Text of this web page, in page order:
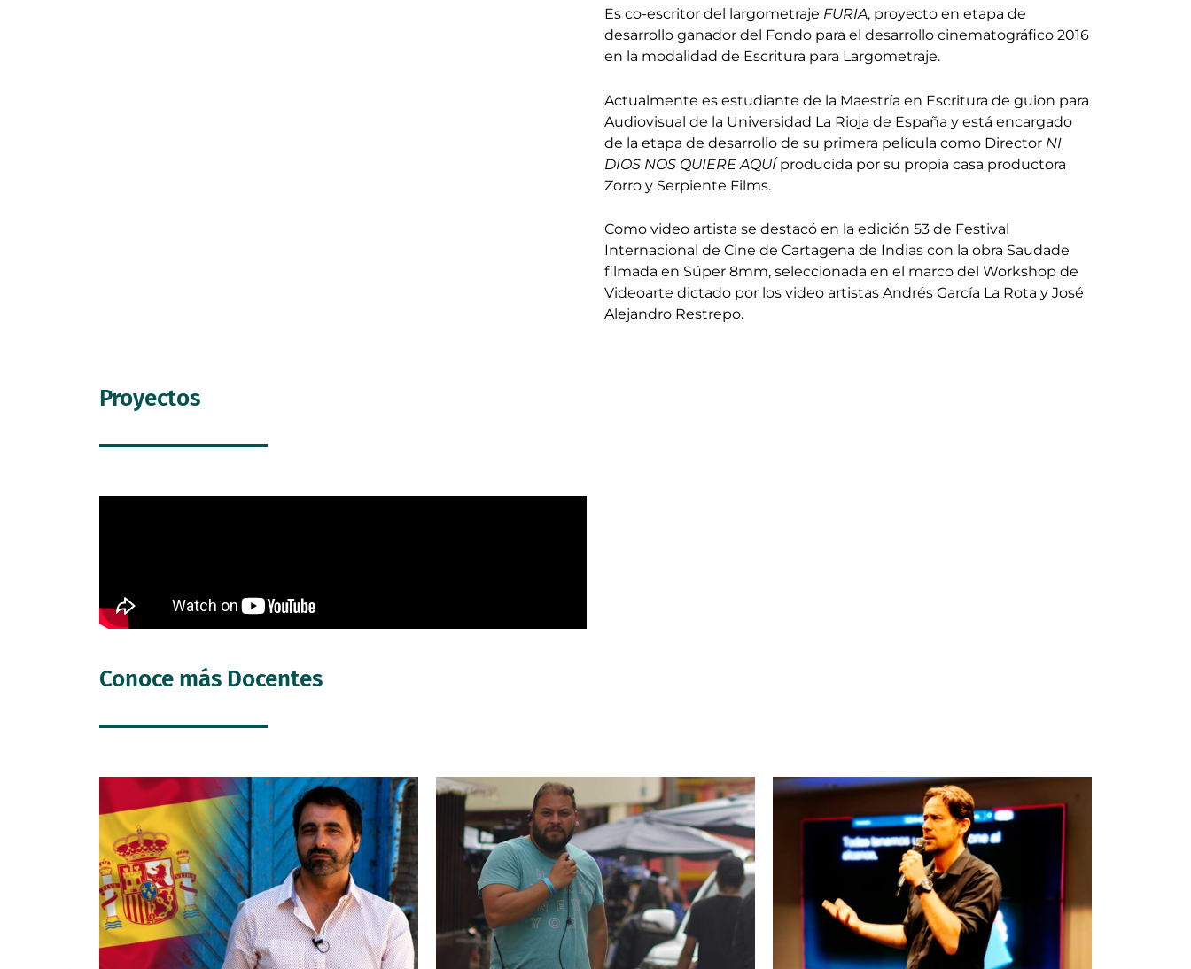
Es co-escritor del largometraje FURIA, proyecto en etapa de
desarrollo ganador del Fondo para el desarrollo cinematográfico 2016
en la modalidad de Escritura para Largometraje.
Actualmente es estudiante de la Maestría en Escritura de guion para
Audiovisual de la Universidad La Rioja de España y está encargado
de la etapa de desarrollo de su primera película como Director NI
DIOS NOS QUIERE AQUÍproducida por su propia casa productora
Zorro y Serpiente Films.
Como video artista se destacó en la edición 53 de Festival
Internacional de Cine de Cartagena de Indias con la obra Saudade
filmada en Súper 8mm, seleccionada en el marco del Workshop de
Videoarte dictado por los video artistas Andrés García La Rota y José
Alejandro Restrepo.
Proyectos
Conoce más Docentes